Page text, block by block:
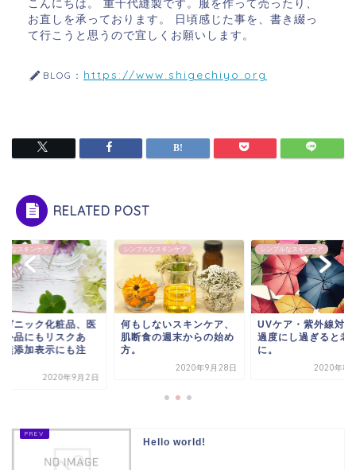
こんにちは。 重千代縫製です。服を作って売ったり、
お直しを承っております。 日頃感じた事を、書き綴っ
て行こうと思うので宜しくお願いします。
BLOG： https://www.shigechiyo.org
RELATED POST
ルなスキンケア
ガニック化粧品、医
外品にもリスクあ
無添加表示にも注
2020年9月2日
シンプルなスキンケア
何もしないスキンケア、
肌断食の週末からの始め
方。
2020年9月28日
シンプルなスキンケア
UVケア・紫外線対
過度にし過ぎると老
に。
2020年8
Hello world!